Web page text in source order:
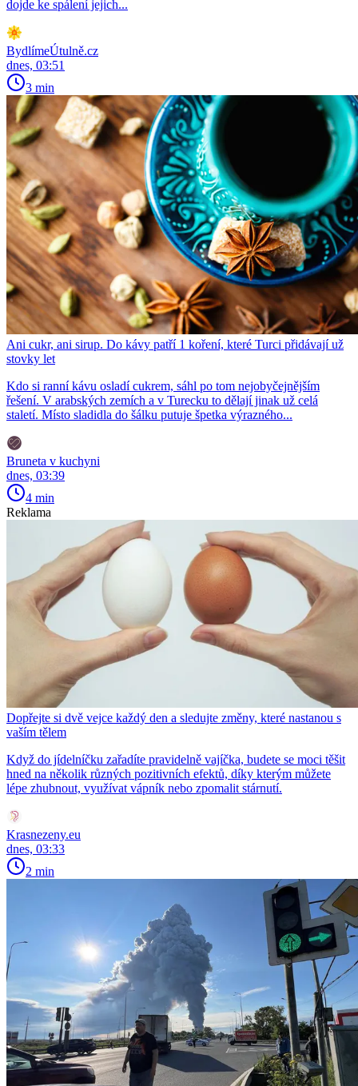
dojde ke spálení jejich...
BydlímeÚtulně.cz
dnes, 03:51
3 min
Ani cukr, ani sirup. Do kávy patří 1 koření, které Turci přidávají už
stovky let
Kdo si ranní kávu osladí cukrem, sáhl po tom nejobyčejnějším
řešení. V arabských zemích a v Turecku to dělají jinak už celá
staletí. Místo sladidla do šálku putuje špetka výrazného...
Bruneta v kuchyni
dnes, 03:39
4 min
Reklama
Dopřejte si dvě vejce každý den a sledujte změny, které nastanou s
vaším tělem
Když do jídelníčku zařadíte pravidelně vajíčka, budete se moci těšit
hned na několik různých pozitivních efektů, díky kterým můžete
lépe zhubnout, využívat vápník nebo zpomalit stárnutí.
Krasnezeny.eu
dnes, 03:33
2 min